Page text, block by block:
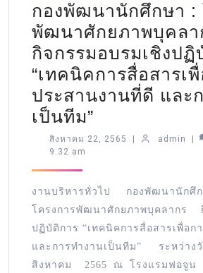
กองพัฒนานักศึกษา :
พัฒนาศักยภาพบุคลา
กิจกรรมอบรมเชิงปฏิ
“เทคนิคการสื่อสารเ
ประสานงานที่ดี และ
เป็นทีม”
สิงหาคม 22, 2565 admin
9:32 am
งานบริหารทั่วไป กองพัฒนานักศึ
โครงการพัฒนาศักยภาพบุคลากร
ปฏิบัติการ “เทคนิคการสื่อสารเพื่อก
และการทำงานเป็นทีม” ระหว่
สิงหาคม 2565 ณ โรงแรมฟอจูน